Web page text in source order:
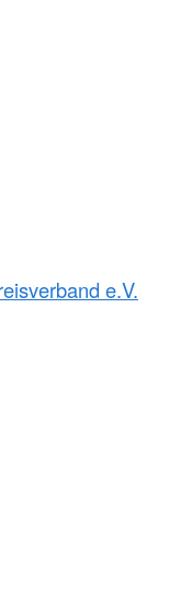
e.V.